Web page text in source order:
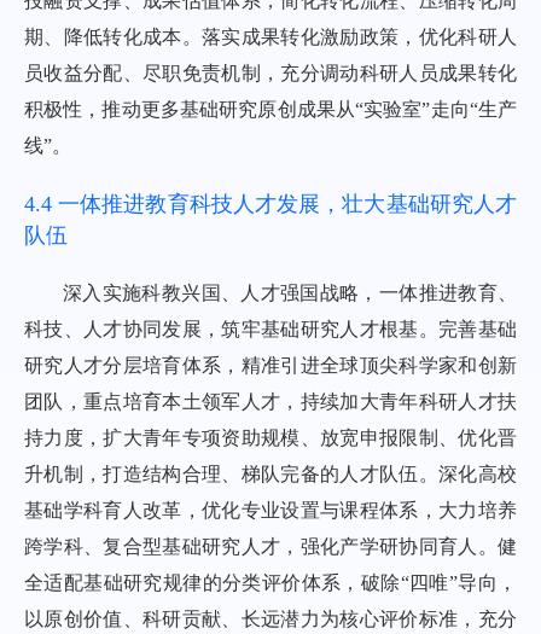
期、降低转化成本。落实成果转化激励政策，优化科研人
员收益分配、尽职免责机制，充分调动科研人员成果转化
积极性，推动更多基础研究原创成果从“实验室”走向“生产
线”。
4.4 一体推进教育科技人才发展，壮大基础研究人才
队伍
深入实施科教兴国、人才强国战略，一体推进教育、
科技、人才协同发展，筑牢基础研究人才根基。完善基础
研究人才分层培育体系，精准引进全球顶尖科学家和创新
团队，重点培育本土领军人才，持续加大青年科研人才扶
持力度，扩大青年专项资助规模、放宽申报限制、优化晋
升机制，打造结构合理、梯队完备的人才队伍。深化高校
基础学科育人改革，优化专业设置与课程体系，大力培养
跨学科、复合型基础研究人才，强化产学研协同育人。健
全适配基础研究规律的分类评价体系，破除“四唯”导向，
以原创价值、科研贡献、长远潜力为核心评价标准，充分